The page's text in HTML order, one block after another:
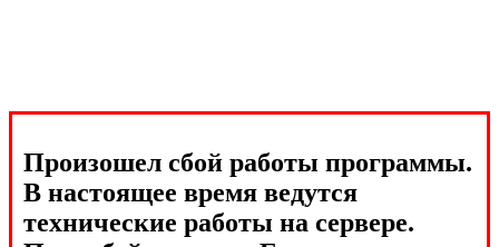
Произошел сбой работы программы.
В настоящее время ведутся
технические работы на сервере.